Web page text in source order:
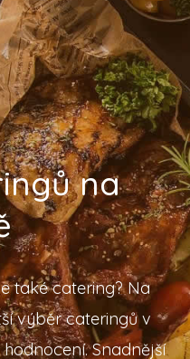
na
také catering? Na
výběr cateringů v
Snadnější